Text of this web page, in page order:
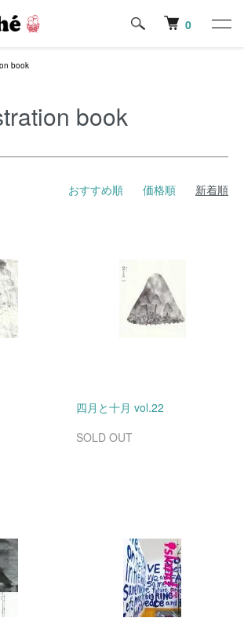
0
book
book
おすすめ順 価格順 新着順
四月と十月 vol.22
SOLD OUT